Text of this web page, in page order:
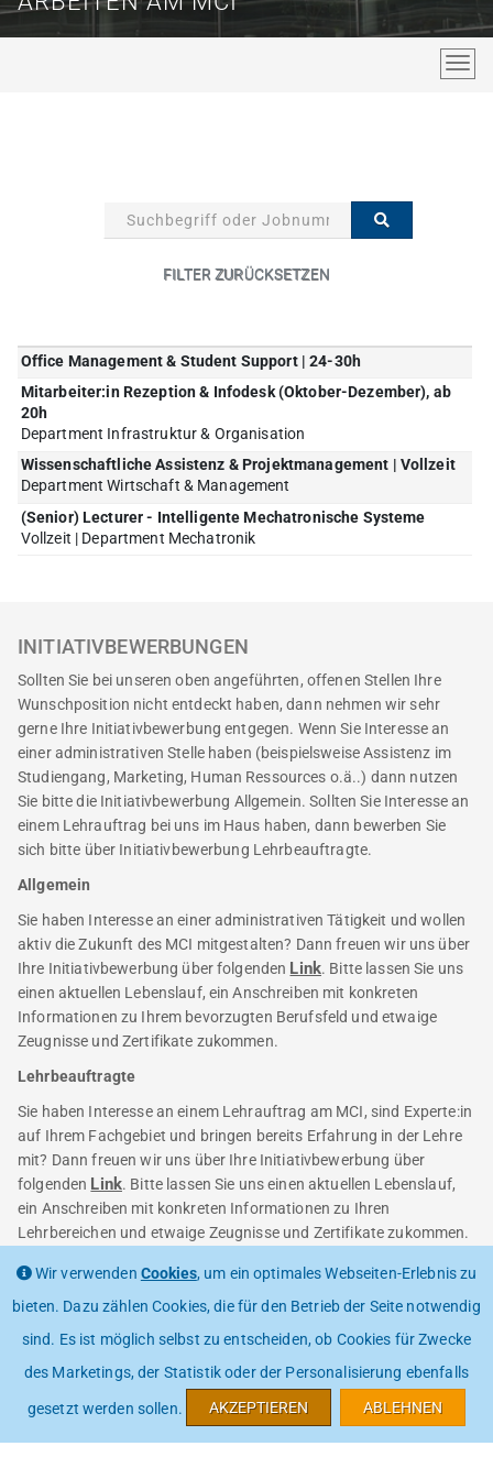
SUCHBEGRIFF ODER
FILTER ZURÜCKSETZEN
OFFENE
ORT
Office Management & Student Support | 24-30h
Mitarbeiter:in Rezeption & Infodesk (Oktober-Dezember), ab
20h
Department Infrastruktur & Organisation
Wissenschaftliche Assistenz & Projektmanagement | Vollzeit
Department Wirtschaft & Management
(Senior) Lecturer - Intelligente Mechatronische Systeme
Vollzeit | Department Mechatronik
INITIATIVBEWERBUNGEN
Sollten Sie bei unseren oben angeführten, offenen Stellen Ihre
Wunschposition nicht entdeckt haben, dann nehmen wir sehr
gerne Ihre Initiativbewerbung entgegen. Wenn Sie Interesse an
einer administrativen Stelle haben (beispielsweise Assistenz im
Studiengang, Marketing, Human Ressources o.ä..) dann nutzen
Sie bitte die Initiativbewerbung Allgemein. Sollten Sie Interesse an
einem Lehrauftrag bei uns im Haus haben, dann bewerben Sie
sich bitte über Initiativbewerbung Lehrbeauftragte.
Allgemein
Sie haben Interesse an einer administrativen Tätigkeit und wollen
aktiv die Zukunft des MCI mitgestalten? Dann freuen wir uns über
Ihre Initiativbewerbung über folgenden Link. Bitte lassen Sie uns
einen aktuellen Lebenslauf, ein Anschreiben mit konkreten
Informationen zu Ihrem bevorzugten Berufsfeld und etwaige
Zeugnisse und Zertifikate zukommen.
Lehrbeauftragte
Sie haben Interesse an einem Lehrauftrag am MCI, sind Experte:in
auf Ihrem Fachgebiet und bringen bereits Erfahrung in der Lehre
mit? Dann freuen wir uns über Ihre Initiativbewerbung über
folgenden Link. Bitte lassen Sie uns einen aktuellen Lebenslauf,
ein Anschreiben mit konkreten Informationen zu Ihren
Lehrbereichen und etwaige Zeugnisse und Zertifikate zukommen.
informieren und uns mitteilen, welche Studiengänge von
besonderem Interesse für Sie wären.
Wir verwenden Cookies, um ein optimales Webseiten-Erlebnis zu
bieten. Dazu zählen Cookies, die für den Betrieb der Seite notwendig
sind. Es ist möglich selbst zu entscheiden, ob Cookies für Zwecke
des Marketings, der Statistik oder der Personalisierung ebenfalls
gesetzt werden sollen. AKZEPTIEREN ABLEHNEN